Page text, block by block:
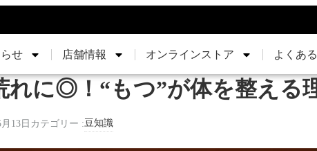
せ 店舗情報 オンラインストア よくあ
れに◎！“もつ”が体を整える
13日 カテゴリー :豆知識